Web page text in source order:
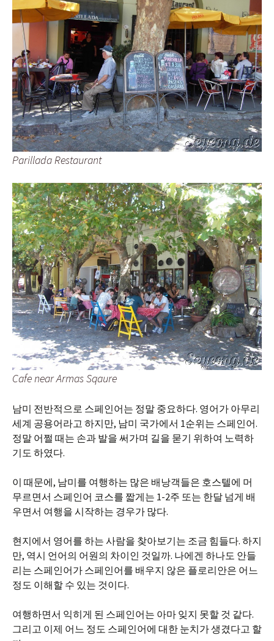
Parillada Restaurant
Cafe near Armas Sqaure
남미 전반적으로 스페인어는 정말 중요하다. 영어가 아무리
세계 공용어라고 하지만, 남미 국가에서 1순위는 스페인어.
정말 어쩔 때는 손과 발을 써가며 길을 묻기 위하여 노력하
기도 하였다.
이 때문에, 남미를 여행하는 많은 배낭객들은 호스텔에 머
무르면서 스페인어 코스를 짧게는 1-2주 또는 한달 넘게 배
우면서 여행을 시작하는 경우가 많다.
현지에서 영어를 하는 사람을 찾아보기는 조금 힘들다. 하지
만, 역시 언어의 어원의 차이인 것일까. 나에겐 하나도 안들
리는 스페인어가 스페인어를 배우지 않은 플로리안은 어느
정도 이해할 수 있는 것이다.
여행하면서 익히게 된 스페인어는 아마 잊지 못할 것 같다.
그리고 이제 어느 정도 스페인어에 대한 눈치가 생겼다고 할